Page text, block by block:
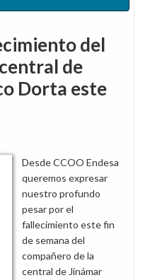
del
de
Dorta este
Desde CCOO Endesa
queremos expresar
nuestro profundo
pesar por el
fallecimiento este fin
de semana del
compañero de la
central de Jinámar